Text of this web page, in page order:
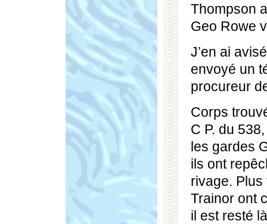
Thompson
Geo Rowe
J’en ai
envoyé un
procureur
Corps
C P. du
les gardes
ils ont
rivage. Plus
Trainor ont
il est resté